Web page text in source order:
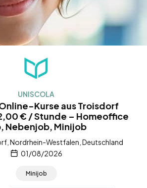
UNISCOLA
Kurse aus Troisdorf
€ / Stunde – Homeoffice
Nebenjob, Minijob
Nordrhein-Westfalen, Deutschland
01/08/2026
Minijob